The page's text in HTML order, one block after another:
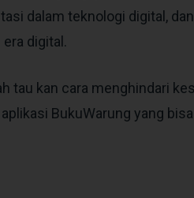
dalam teknologi digital,
digital.
tau kan cara menghindari
BukuWarung yang